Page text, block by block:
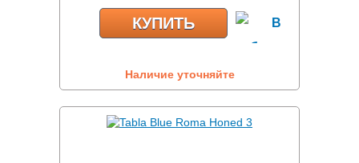
КУПИТЬ
Наличие уточняйте